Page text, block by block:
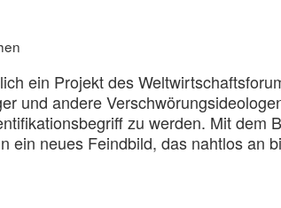
ein Projekt des
und andere
zu werden. Mit dem
ein neues Feindbild, das nahtlos an